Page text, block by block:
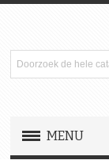
MENU